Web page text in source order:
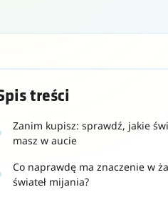
treści
Zanim kupisz: sprawdź, jakie
masz w aucie
Co naprawdę ma znaczenie w
świateł mijania?